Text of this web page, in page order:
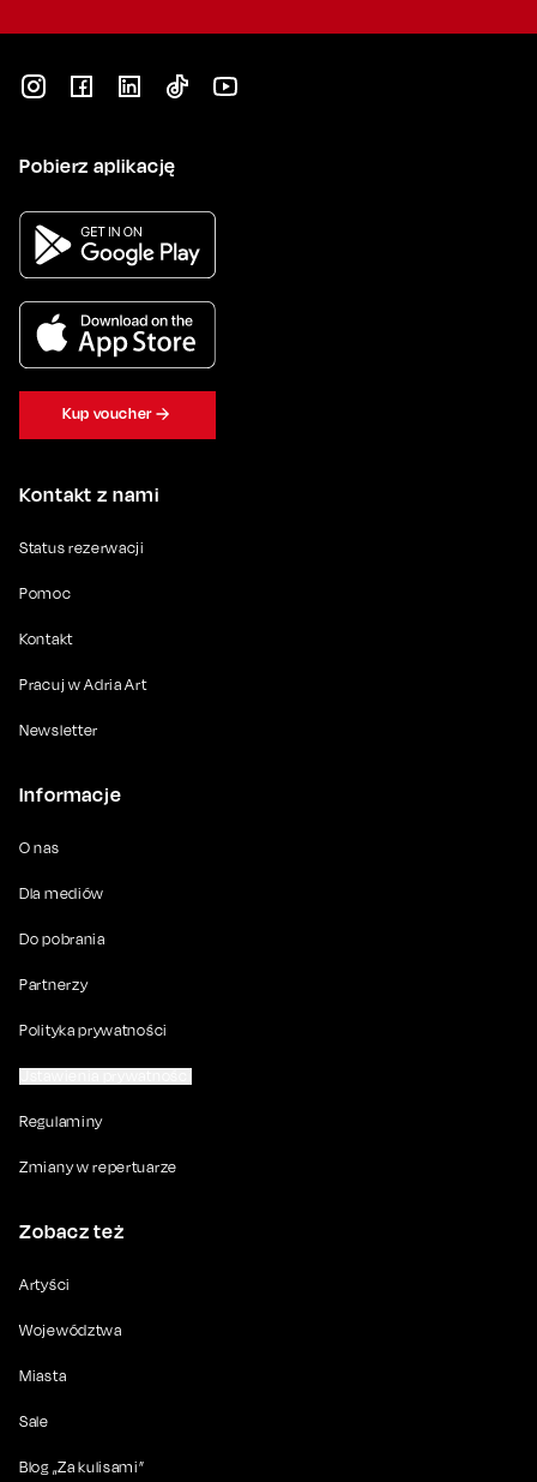
Kontakt z nami
Status rezerwacji
Pomoc
Kontakt
Pracuj w Adria Art
Newsletter
Informacje
O nas
Dla mediów
Do pobrania
Partnerzy
Polityka prywatności
Regulaminy
Zmiany w repertuarze
Zobacz też
Artyści
Województwa
Miasta
Sale
Blog „Za kulisami”
Pobierz aplikację
Kup voucher